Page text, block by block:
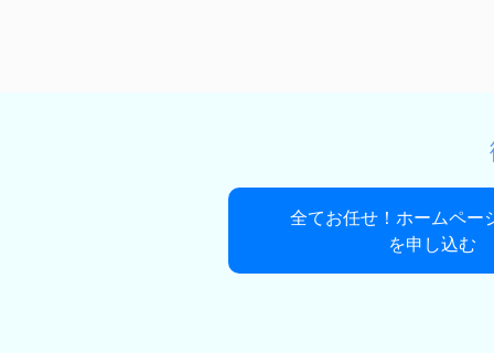
全てお任せ！ホームペー
を申し込む